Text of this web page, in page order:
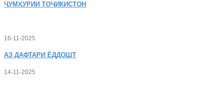
ҶУМҲУРИИ ТОҶИКИСТОН
16-11-2025
АЗ ДАФТАРИ ЁДДОШТ
14-11-2025